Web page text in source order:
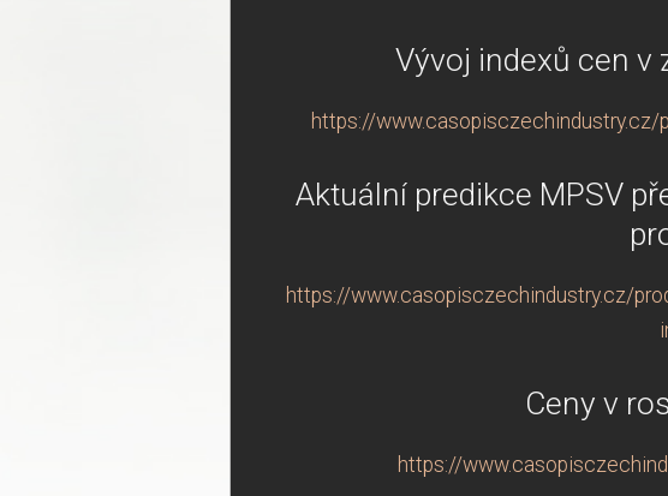
Vývoj indexů cen v
https://
Aktuální predikce MPSV
https://www.casopisczechindustry.cz/
Ceny v
https://